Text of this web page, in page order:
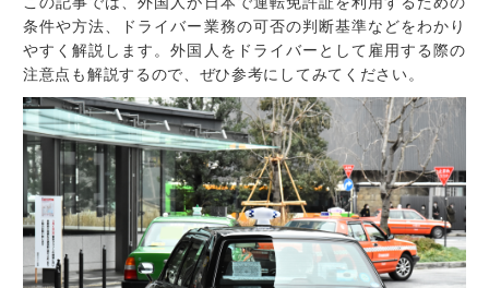
条件や方法、ドライバー業務の可否の判断基準などをわかり
やすく解説します。外国人をドライバーとして雇用する際の
注意点も解説するので、ぜひ参考にしてみてください。